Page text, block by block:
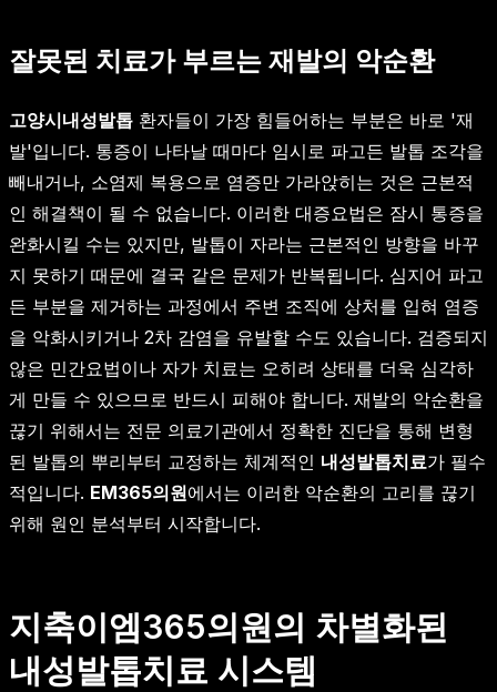
잘못된 치료가 부르는 재발의 악순환
고양시내성발톱 환자들이 가장 힘들어하는 부분은 바로 '재
발'입니다. 통증이 나타날 때마다 임시로 파고든 발톱 조각을
빼내거나, 소염제 복용으로 염증만 가라앉히는 것은 근본적
인 해결책이 될 수 없습니다. 이러한 대증요법은 잠시 통증을
완화시킬 수는 있지만, 발톱이 자라는 근본적인 방향을 바꾸
지 못하기 때문에 결국 같은 문제가 반복됩니다. 심지어 파고
든 부분을 제거하는 과정에서 주변 조직에 상처를 입혀 염증
을 악화시키거나 2차 감염을 유발할 수도 있습니다. 검증되지
않은 민간요법이나 자가 치료는 오히려 상태를 더욱 심각하
게 만들 수 있으므로 반드시 피해야 합니다. 재발의 악순환을
끊기 위해서는 전문 의료기관에서 정확한 진단을 통해 변형
된 발톱의 뿌리부터 교정하는 체계적인 내성발톱치료가 필수
적입니다. EM365의원에서는 이러한 악순환의 고리를 끊기
위해 원인 분석부터 시작합니다.
지축이엠365의원의 차별화된
내성발톱치료 시스템